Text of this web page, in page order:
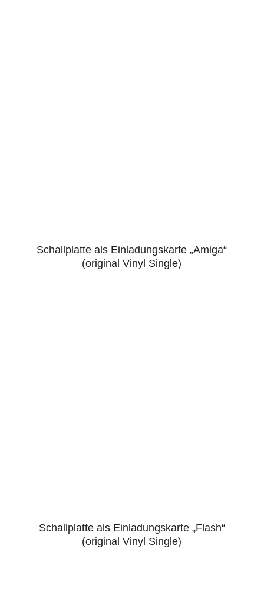
4.86
Schallplatte als Einladungskarte „Amiga“
(original Vinyl Single)
5.00
Schallplatte als Einladungskarte „Flash“
(original Vinyl Single)